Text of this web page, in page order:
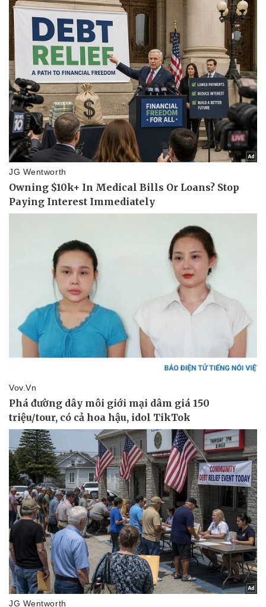
Pháp luật
Vụ án
Tin nóng
Tư vấn luật
Quân sự - Quốc phòng
Vũ khí
Việt Nam
Phân tích